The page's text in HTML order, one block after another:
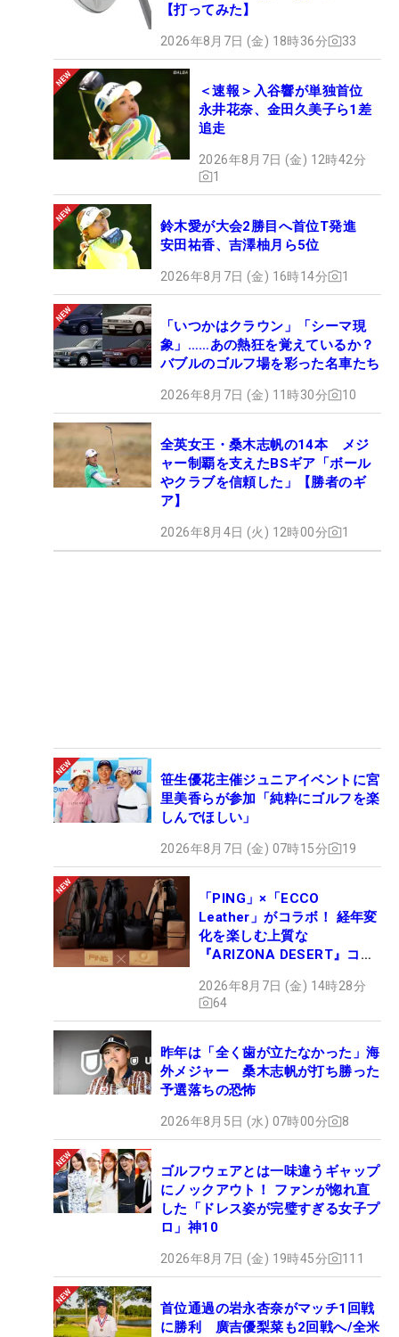
【打ってみた】
2026年8月7日 (金) 18時36分 33
＜速報＞入谷響が単独首位
永井花奈、金田久美子ら1差
追走
2026年8月7日 (金) 12時42分
1
鈴木愛が大会2勝目へ首位T発進
安田祐香、吉澤柚月ら5位
2026年8月7日 (金) 16時14分 1
「いつかはクラウン」「シーマ現
象」……あの熱狂を覚えているか？
バブルのゴルフ場を彩った名車たち
2026年8月7日 (金) 11時30分 10
全英女王・桑木志帆の14本 メジ
ャー制覇を支えたBSギア「ボール
やクラブを信頼した」【勝者のギ
ア】
2026年8月4日 (火) 12時00分 1
笹生優花主催ジュニアイベントに宮
里美香らが参加「純粋にゴルフを楽
しんでほしい」
2026年8月7日 (金) 07時15分 19
「PING」×「ECCO
Leather」がコラボ！ 経年変
化を楽しむ上質な
『ARIZONA DESERT』コレ
ュー
2026年8月7日 (金) 14時28分
64
昨年は「全く歯が立たなかった」海
外メジャー 桑木志帆が打ち勝った
予選落ちの恐怖
2026年8月5日 (水) 07時00分 8
ゴルフウェアとは一味違うギャップ
にノックアウト！ ファンが惚れ直
した「ドレス姿が完璧すぎる女子プ
ロ」神10
2026年8月7日 (金) 19時45分 111
首位通過の岩永杏奈がマッチ1回戦
に勝利 廣吉優梨菜も2回戦へ/全米